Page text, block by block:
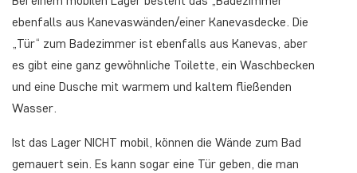
ebenfalls aus Kanevaswänden/einer Kanevasdecke. Die
„Tür“ zum Badezimmer ist ebenfalls aus Kanevas, aber
es gibt eine ganz gewöhnliche Toilette, ein Waschbecken
und eine Dusche mit warmem und kaltem fließenden
Wasser.
Ist das Lager NICHT mobil, können die Wände zum Bad
gemauert sein. Es kann sogar eine Tür geben, die man